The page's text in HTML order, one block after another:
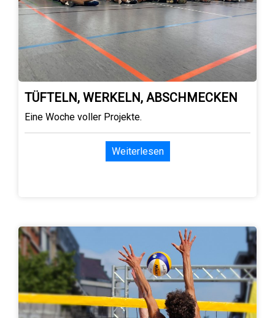
TÜFTELN, WERKELN, ABSCHMECKEN
Eine Woche voller Projekte.
Weiterlesen